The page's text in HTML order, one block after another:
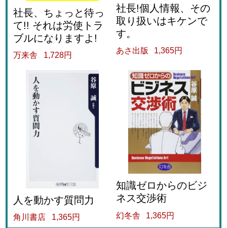
社長、ちょっと待っ
て!! それは労使トラ
ブルになりますよ!
万来舎 1,728円
社長!個人情報、その
取り扱いはキケンで
す。
あさ出版 1,365円
人を動かす質問力
角川書店 1,365円
知識ゼロからのビジ
ネス交渉術
幻冬舎 1,365円